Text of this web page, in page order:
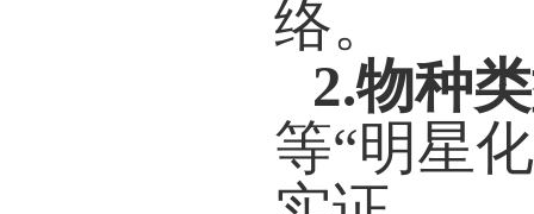
络。
2.物种
等“明星